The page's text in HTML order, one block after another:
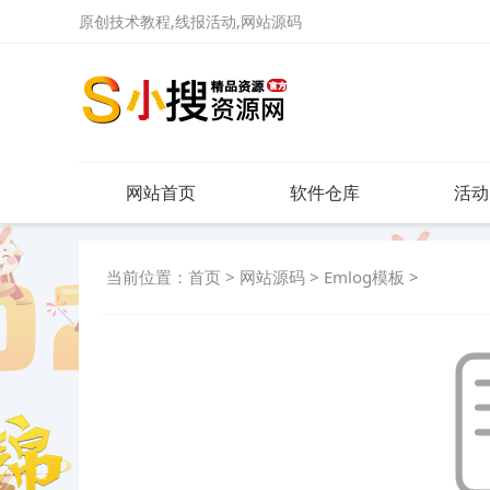
原创技术教程,线报活动,网站源码
网站首页 软件仓库 活
当前位置： 首页 > 网站源码 > Emlog模板 >